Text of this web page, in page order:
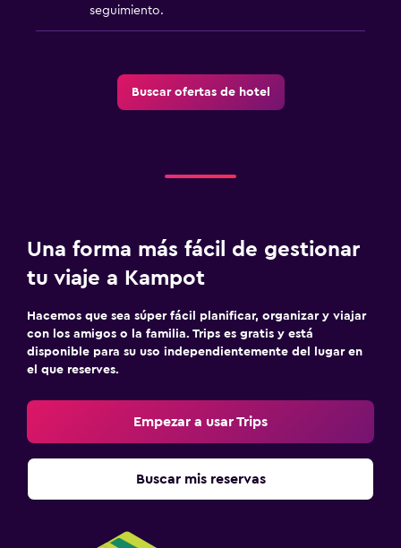
seguimiento.
Buscar ofertas de hotel
Una forma más fácil de gestionar
tu viaje a Kampot
Hacemos que sea súper fácil planificar, organizar y viajar
con los amigos o la familia. Trips es gratis y está
disponible para su uso independientemente del lugar en
el que reserves.
Empezar a usar Trips
Buscar mis reservas